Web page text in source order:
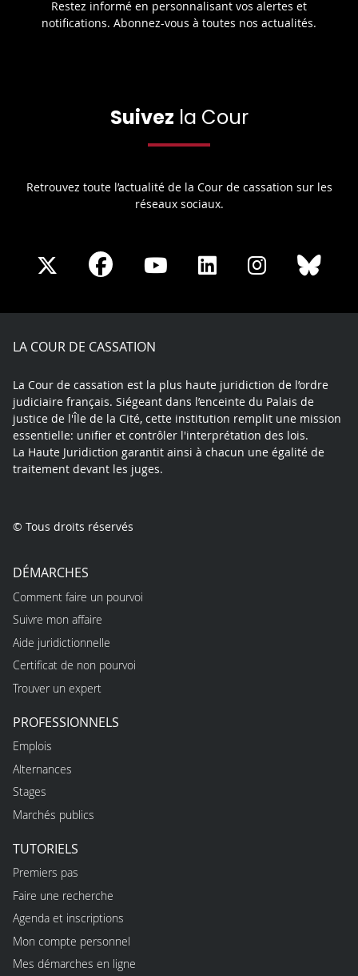
Restez informé en personnalisant vos alertes et
notifications. Abonnez-vous à toutes nos actualités.
Suivez la Cour
Retrouvez toute l’actualité de la Cour de cassation sur les
réseaux sociaux.
Share
X
Share
Facebook
Share
Youtube
Share
LinkedIn
Share
Instagram
LA COUR DE CASSATION
La Cour de cassation est la plus haute juridiction de l’ordre
judiciaire français. Siégeant dans l’enceinte du Palais de
justice de l'Île de la Cité, cette institution remplit une mission
essentielle: unifier et contrôler l'interprétation des lois.
La Haute Juridiction garantit ainsi à chacun une égalité de
traitement devant les juges.
© Tous droits réservés
DÉMARCHES
Comment faire un pourvoi
Suivre mon affaire
Aide juridictionnelle
Certificat de non pourvoi
Trouver un expert
PROFESSIONNELS
Emplois
Alternances
Stages
Marchés publics
TUTORIELS
Premiers pas
Faire une recherche
Agenda et inscriptions
Mon compte personnel
Mes démarches en ligne